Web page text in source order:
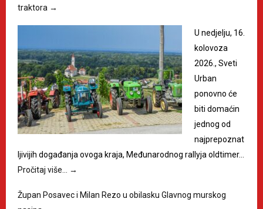
traktora →
U nedjelju, 16.
kolovoza
2026., Sveti
Urban
ponovno će
biti domaćin
jednog od
najprepoznat
ljivijih događanja ovoga kraja, Međunarodnog rallyja oldtimer…
Pročitaj više…
→
Župan Posavec i Milan Rezo u obilasku Glavnog murskog